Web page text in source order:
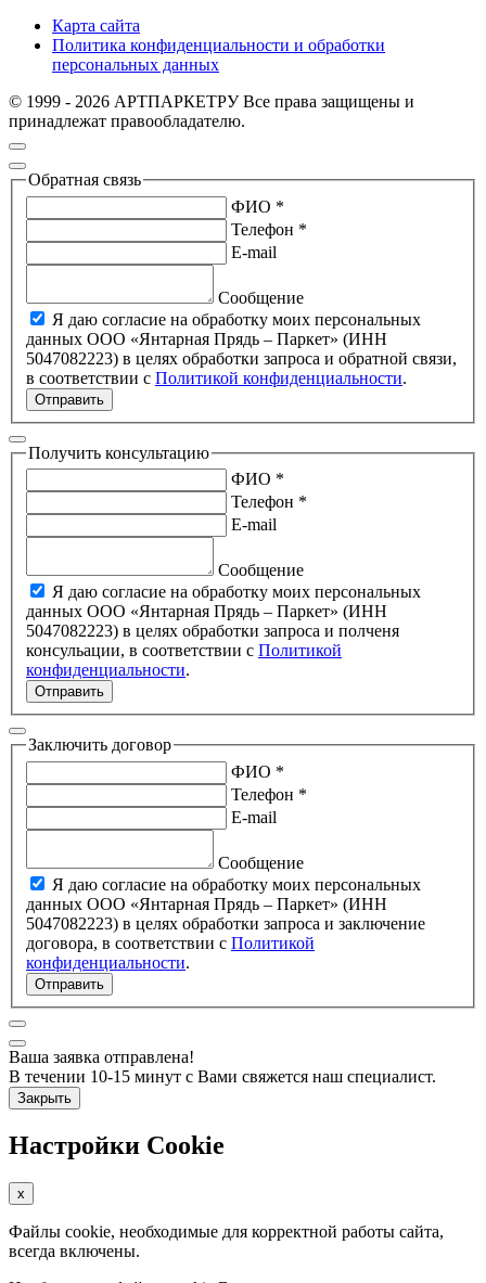
Карта сайта
Политика конфиденциальности и обработки
персональных данных
© 1999 - 2026 АРТПАРКЕТРУ Все права защищены и
принадлежат правообладателю.
Обратная связь
ФИО *
Телефон *
E-mail
Сообщение
Я даю согласие на обработку моих персональных
данных ООО «Янтарная Прядь – Паркет» (ИНН
5047082223) в целях обработки запроса и обратной связи,
в соответствии с Политикой конфиденциальности.
Отправить
Получить консультацию
ФИО *
Телефон *
E-mail
Сообщение
Я даю согласие на обработку моих персональных
данных ООО «Янтарная Прядь – Паркет» (ИНН
5047082223) в целях обработки запроса и полченя
консульации, в соответствии с Политикой
конфиденциальности.
Отправить
Заключить договор
ФИО *
Телефон *
E-mail
Сообщение
Я даю согласие на обработку моих персональных
данных ООО «Янтарная Прядь – Паркет» (ИНН
5047082223) в целях обработки запроса и заключение
договора, в соответствии с Политикой
конфиденциальности.
Отправить
Ваша заявка отправлена!
В течении 10-15 минут с Вами свяжется наш специалист.
Закрыть
Настройки Cookie
x
Файлы cookie, необходимые для корректной работы сайта,
всегда включены.